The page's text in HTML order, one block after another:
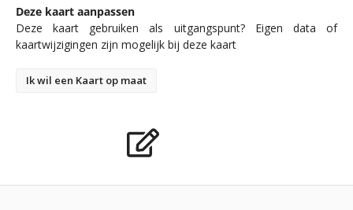
Deze kaart aanpassen
Deze kaart gebruiken als uitgangspunt? Eigen data of
kaartwijzigingen zijn mogelijk bij deze kaart
Ik wil een Kaart op maat